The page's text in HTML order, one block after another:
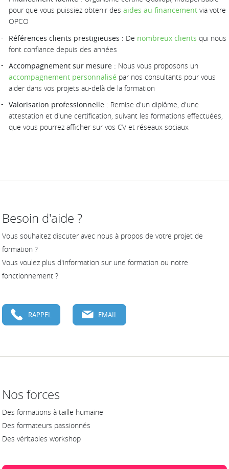
pour que vous puissiez obtenir des aides au financement via votre
OPCO
Références clients prestigieuses : De nombreux clients qui nous
font confiance depuis des années
Accompagnement sur mesure : Nous vous proposons un
accompagnement personnalisé par nos consultants pour vous
aider dans vos projets au-delà de la formation
Valorisation professionnelle : Remise d'un diplôme, d'une
attestation et d'une certification, suivant les formations effectuées,
que vous pourrez afficher sur vos CV et réseaux sociaux
Besoin d'aide ?
Vous souhaitez discuter avec nous à propos de votre projet de
formation ?
Vous voulez plus d'information sur une formation ou notre
fonctionnement ?
RAPPEL EMAIL
Nos forces
Des formations à taille humaine
Des formateurs passionnés
Des véritables workshop